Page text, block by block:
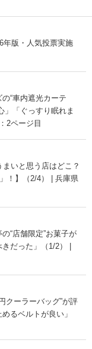
年版・人気投票実施
“車内遮光カーテ
「ぐっすり眠れま
2ページ目
いと思う店はどこ？
！】（2/4） | 兵庫県
“店舗限定”お菓子が
だった」（1/2） |
クーラーバッグ”が評
るベルトが良い」